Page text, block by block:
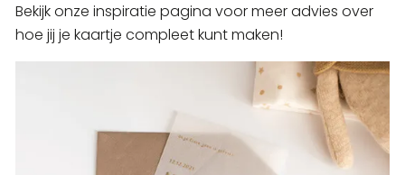
Bekijk onze inspiratie pagina voor meer advies over
hoe jij je kaartje compleet kunt maken!